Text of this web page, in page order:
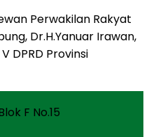
Perwakilan Rakyat
Dr.H.Yanuar Irawan,
DPRD Provinsi
F No.15